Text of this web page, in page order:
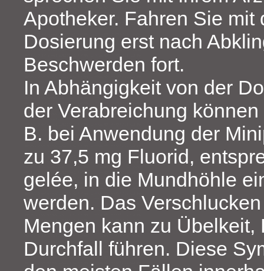
Apotheker. Fahren Sie mit
Dosierung erst nach
Beschwerden fort.
In Abhängigkeit von der
der Verabreichung
B. bei Anwendung der
zu 37,5 mg Fluorid,
gelée, in die Mundhöhle
werden. Das
Mengen kann zu Übelkeit,
Durchfall führen. Diese